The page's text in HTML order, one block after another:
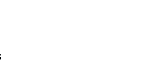
Wij geven er een nieuwe